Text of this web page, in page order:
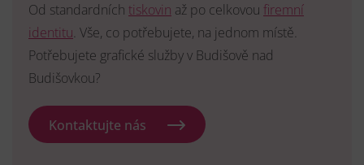
Od standardních tiskovin až po celkovou firemní
identitu. Vše, co potřebujete, na jednom místě.
Potřebujete grafické služby v Budišově nad
Budišovkou?
Kontaktujte nás